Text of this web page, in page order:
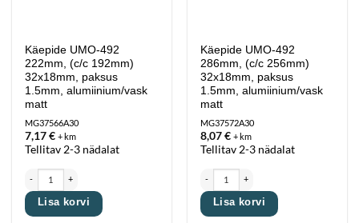
Käepide UMO-492
222mm, (c/c 192mm)
32x18mm, paksus
1.5mm, alumiinium/vask
matt
MG37566A30
7,17€ + km
Tellitav 2-3 nädalat
Lisa korvi
Käepide UMO-492
286mm, (c/c 256mm)
32x18mm, paksus
1.5mm, alumiinium/vask
matt
MG37572A30
8,07€ + km
Tellitav 2-3 nädalat
Lisa korvi